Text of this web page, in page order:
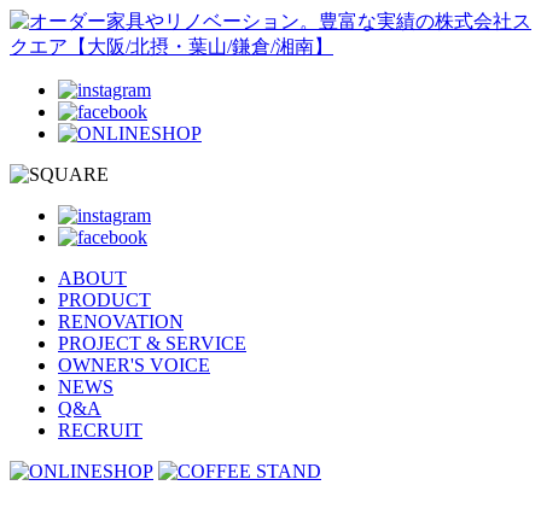
ABOUT
PRODUCT
RENOVATION
PROJECT & SERVICE
OWNER'S VOICE
NEWS
Q&A
RECRUIT